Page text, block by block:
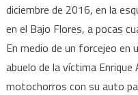
diciembre de 2016, en la
en el Bajo Flores, a pocas
En medio de un forcejeo en
abuelo de la víctima Enrique
motochorros con su auto